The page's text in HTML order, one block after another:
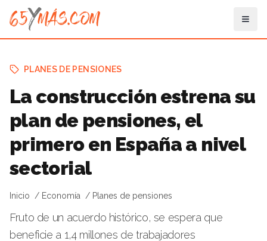
PLANES DE PENSIONES
La construcción estrena su
plan de pensiones, el
primero en España a nivel
sectorial
Inicio Economía Planes de pensiones
Fruto de un acuerdo histórico, se espera que
beneficie a 1,4 millones de trabajadores